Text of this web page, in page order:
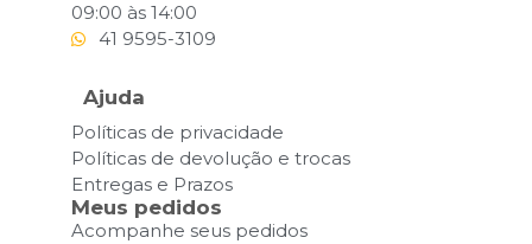
09:00 às 14:00
41 9595-3109
Ajuda
Políticas de privacidade
Políticas de devolução e trocas
Entregas e Prazos
Meus pedidos
Acompanhe seus pedidos